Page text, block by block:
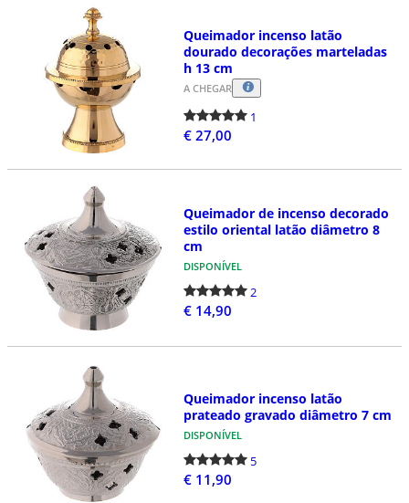
Queimador incenso latão
dourado decorações marteladas
h 13 cm
A CHEGAR
1
€ 27,00
Queimador de incenso decorado
estilo oriental latão diâmetro 8
cm
DISPONÍVEL
2
€ 14,90
Queimador incenso latão
prateado gravado diâmetro 7 cm
DISPONÍVEL
5
€ 11,90